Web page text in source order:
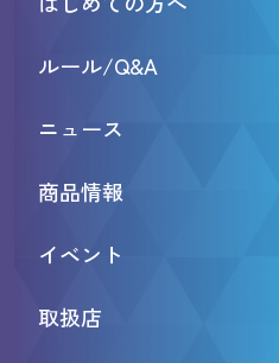
ルール/Q&A
ニュース
商品情報
イベント
取扱店